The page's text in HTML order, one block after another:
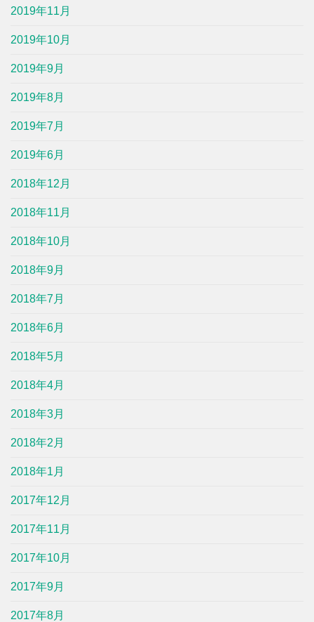
2019年11月
2019年10月
2019年9月
2019年8月
2019年7月
2019年6月
2018年12月
2018年11月
2018年10月
2018年9月
2018年7月
2018年6月
2018年5月
2018年4月
2018年3月
2018年2月
2018年1月
2017年12月
2017年11月
2017年10月
2017年9月
2017年8月